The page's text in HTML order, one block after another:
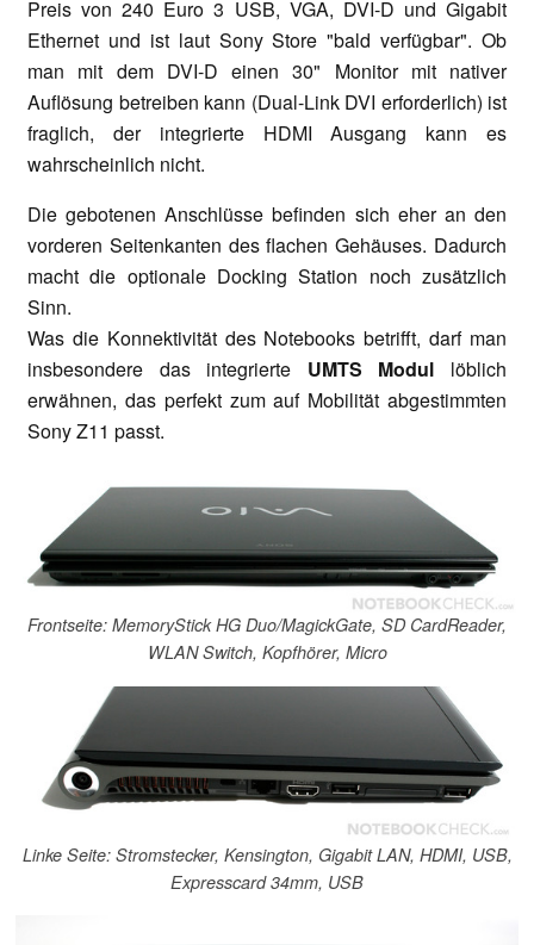
Preis von 240 Euro 3 USB, VGA, DVI-D und Gigabit
Ethernet und ist laut Sony Store "bald verfügbar". Ob
man mit dem DVI-D einen 30" Monitor mit nativer
Auflösung betreiben kann (Dual-Link DVI erforderlich) ist
fraglich, der integrierte HDMI Ausgang kann es
wahrscheinlich nicht.
Die gebotenen Anschlüsse befinden sich eher an den
vorderen Seitenkanten des flachen Gehäuses. Dadurch
macht die optionale Docking Station noch zusätzlich
Sinn.
Was die Konnektivität des Notebooks betrifft, darf man
insbesondere das integrierte UMTS Modul löblich
erwähnen, das perfekt zum auf Mobilität abgestimmten
Sony Z11 passt.
Frontseite: MemoryStick HG Duo/MagickGate, SD CardReader,
WLAN Switch, Kopfhörer, Micro
Linke Seite: Stromstecker, Kensington, Gigabit LAN, HDMI, USB,
Expresscard 34mm, USB